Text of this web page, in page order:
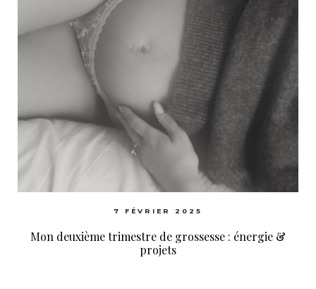
7 FÉVRIER 2025
Mon deuxième trimestre de grossesse : énergie &
projets